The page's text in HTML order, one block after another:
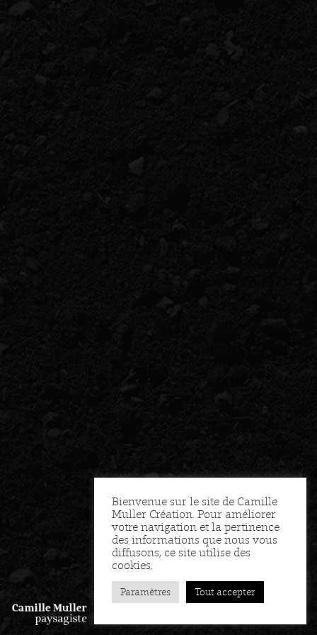
Bienvenue sur le site de Camille
Muller Création. Pour améliorer
votre navigation et la pertinence
des informations que nous vous
diffusons, ce site utilise des
cookies.
Paramètres Tout accepter